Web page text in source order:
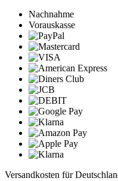
Nachnahme
Vorauskasse
Versandkosten für